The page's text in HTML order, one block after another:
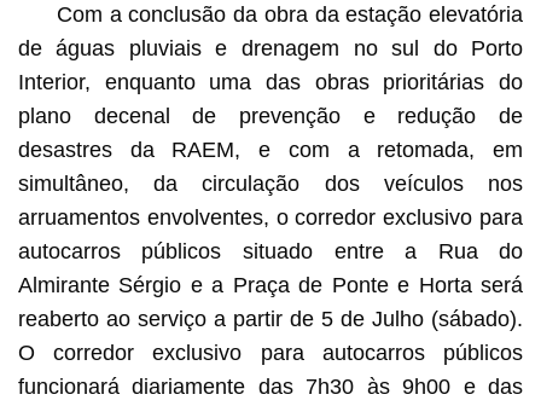
Com a conclusão da obra da estação elevatória
de águas pluviais e drenagem no sul do Porto
Interior, enquanto uma das obras prioritárias do
plano decenal de prevenção e redução de
desastres da RAEM, e com a retomada, em
simultâneo, da circulação dos veículos nos
arruamentos envolventes, o corredor exclusivo para
autocarros públicos situado entre a Rua do
Almirante Sérgio e a Praça de Ponte e Horta será
reaberto ao serviço a partir de 5 de Julho (sábado).
O corredor exclusivo para autocarros públicos
funcionará diariamente das 7h30 às 9h00 e das